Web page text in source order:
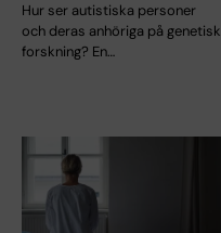
Hur ser autistiska personer
och deras anhöriga på genetisk
forskning? En…